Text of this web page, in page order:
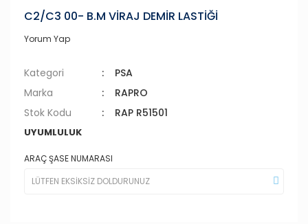
C2/C3 00- B.M VİRAJ DEMİR LASTİĞİ
Yorum Yap
Kategori
PSA
Marka
RAPRO
Stok Kodu
RAP R51501
UYUMLULUK
ARAÇ ŞASE NUMARASI